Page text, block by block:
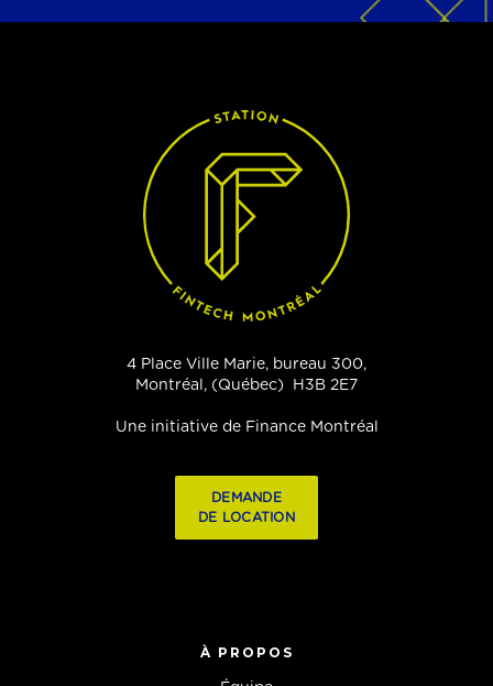
4 Place Ville Marie, bureau 300,
Montréal, (Québec) H3B 2E7
Une initiative de Finance Montréal
DEMANDE
DE LOCATION
À PROPOS